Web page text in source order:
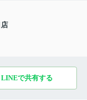
LINEで共有する